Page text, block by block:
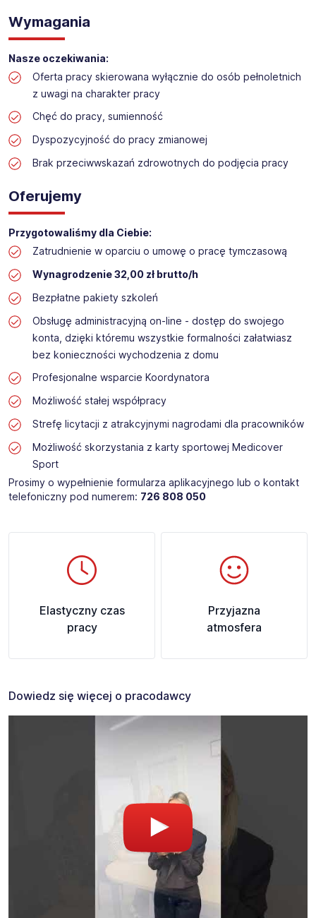
Lokalizacja: SŁUPSK​
Wymagania
Nasze oczekiwania:
Oferta pracy skierowana wyłącznie do osób pełnoletnich
z uwagi na charakter pracy
Chęć do pracy, sumienność
Dyspozycyjność do pracy zmianowej
Brak przeciwwskazań zdrowotnych do podjęcia pracy
Oferujemy
Przygotowaliśmy dla Ciebie:
Zatrudnienie w oparciu o umowę o pracę tymczasową
Wynagrodzenie 32,00 zł brutto/h
Bezpłatne pakiety szkoleń
Obsługę administracyjną on-line - dostęp do swojego
konta, dzięki któremu wszystkie formalności załatwiasz
bez konieczności wychodzenia z domu
Profesjonalne wsparcie Koordynatora
Możliwość stałej współpracy
Strefę licytacji z atrakcyjnymi nagrodami dla pracowników
Możliwość skorzystania z karty sportowej Medicover
Sport
Prosimy o wypełnienie formularza aplikacyjnego lub o kontakt
telefoniczny pod numerem: 726 808 050​
Elastyczny czas
pracy
Przyjazna
atmosfera
Dowiedz się więcej o pracodawcy